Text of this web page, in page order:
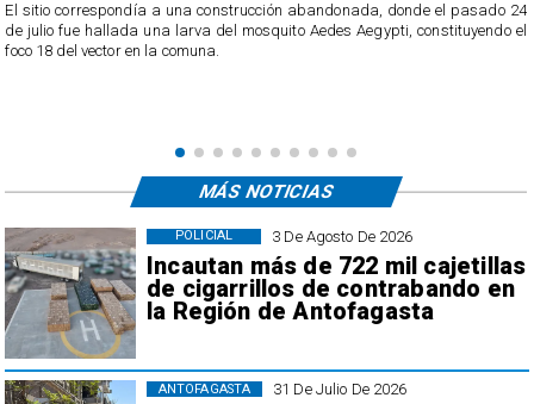
El sitio correspondía a una construcción abandonada, donde el pasado 24
de julio fue hallada una larva del mosquito Aedes Aegypti, constituyendo el
foco 18 del vector en la comuna.
3 De Agosto De 2026
Incautan más de 722 mil cajetillas
de cigarrillos de contrabando en
la Región de Antofagasta
POLICIAL
31 De Julio De 2026
ANTOFAGASTA
MÁS NOTICIAS